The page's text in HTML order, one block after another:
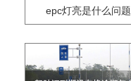
epc灯亮是什么问题